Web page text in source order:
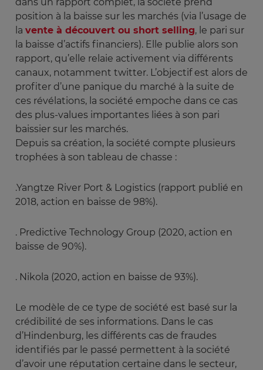
position à la baisse sur les marchés (via l’usage de
la vente à découvert ou short selling, le pari sur
la baisse d’actifs financiers). Elle publie alors son
rapport, qu’elle relaie activement via différents
canaux, notamment twitter. L’objectif est alors de
profiter d’une panique du marché à la suite de
ces révélations, la société empoche dans ce cas
des plus-values importantes liées à son pari
baissier sur les marchés.
Depuis sa création, la société compte plusieurs
trophées à son tableau de chasse :
.Yangtze River Port & Logistics (rapport publié en
2018, action en baisse de 98%).
. Predictive Technology Group (2020, action en
baisse de 90%).
. Nikola (2020, action en baisse de 93%).
Le modèle de ce type de société est basé sur la
crédibilité de ses informations. Dans le cas
d’Hindenburg, les différents cas de fraudes
identifiés par le passé permettent à la société
d’avoir une réputation certaine dans le secteur,